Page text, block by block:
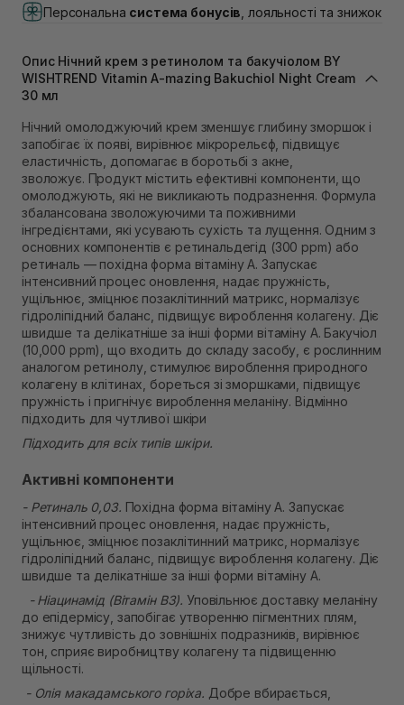
(Duck’s Lake)
В наявності
В наявності
Самовивіз м. Львів, вул. Степана Бандери 45
В наявності
Самовивіз м. Рівне, вул. Кулика і Гудачека 23 (ТЦ
Екватор)
В наявності
Персональна система бонусів , лояльності та знижок
Опис Нічний крем з ретинолом та бакучіолом BY
WISHTREND Vitamin A-mazing Bakuchiol Night Cream
30 мл
Нічний омолоджуючий крем зменшує глибину зморшок і
запобігає їх появі, вирівнює мікрорельєф, підвищує
еластичність, допомагає в боротьбі з акне,
зволожує. Продукт містить ефективні компоненти, що
омолоджують, які не викликають подразнення. Формула
збалансована зволожуючими та поживними
інгредієнтами, які усувають сухість та лущення. Одним з
основних компонентів є ретинальдегід (300 ppm) або
ретиналь — похідна форма вітаміну А. Запускає
інтенсивний процес оновлення, надає пружність,
ущільнює, зміцнює позаклітинний матрикс, нормалізує
гідроліпідний баланс, підвищує вироблення колагену. Діє
швидше та делікатніше за інші форми вітаміну A. Бакучіол
(10,000 ppm), що входить до складу засобу, є рослинним
аналогом ретинолу, стимулює вироблення природного
колагену в клітинах, бореться зі зморшками, підвищує
пружність і пригнічує вироблення меланіну. Відмінно
підходить для чутливої ​​шкіри
Підходить для всіх типів шкіри.
Активні компоненти
- Ретиналь 0,03. Похідна форма вітаміну А. Запускає
інтенсивний процес оновлення, надає пружність,
ущільнює, зміцнює позаклітинний матрикс, нормалізує
гідроліпідний баланс, підвищує вироблення колагену. Діє
швидше та делікатніше за інші форми вітаміну A.
- Ніацинамід (Вітамін B3). Уповільнює доставку меланіну
до епідермісу, запобігає утворенню пігментних плям,
знижує чутливість до зовнішніх подразників, вирівнює
тон, сприяє виробництву колагену та підвищенню
щільності.
- Олія макадамського горіха. Добре вбирається,